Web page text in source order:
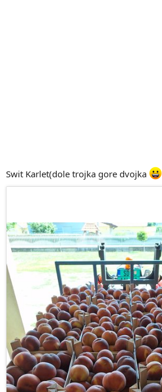
Swit Karlet(dole trojka gore dvojka